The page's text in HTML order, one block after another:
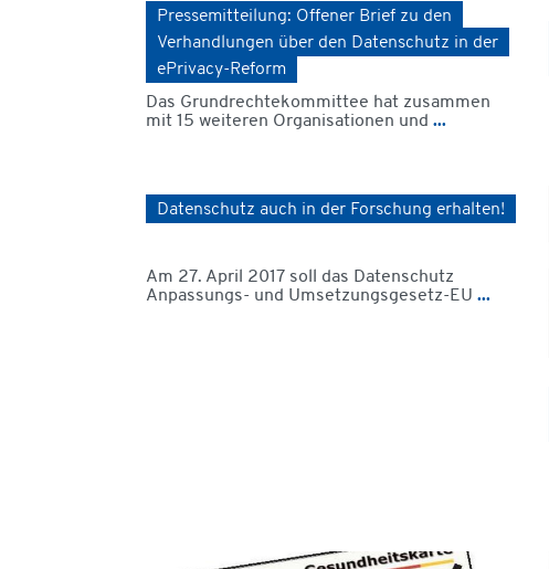
Pressemitteilung: Offener Brief zu den
Verhandlungen über den Datenschutz in der
ePrivacy-Reform
Das Grundrechtekommittee hat zusammen
mit 15 weiteren Organisationen und ...
Datenschutz auch in der Forschung erhalten!
Am 27. April 2017 soll das Datenschutz
Anpassungs- und Umsetzungsgesetz-EU ...